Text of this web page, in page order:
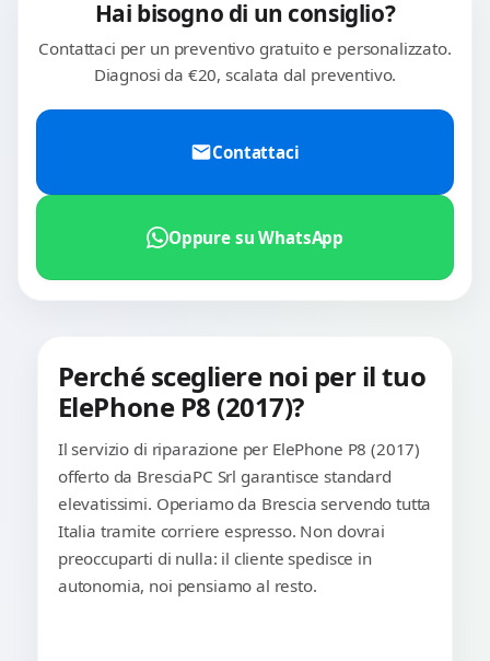
Hai bisogno di un consiglio?
Contattaci per un preventivo gratuito e personalizzato.
Diagnosi da €20, scalata dal preventivo.
Contattaci
Oppure su WhatsApp
Perché scegliere noi per il tuo
ElePhone P8 (2017)?
Il servizio di riparazione per ElePhone P8 (2017)
offerto da BresciaPC Srl garantisce standard
elevatissimi. Operiamo da Brescia servendo tutta
Italia tramite corriere espresso. Non dovrai
preoccuparti di nulla: il cliente spedisce in
autonomia, noi pensiamo al resto.